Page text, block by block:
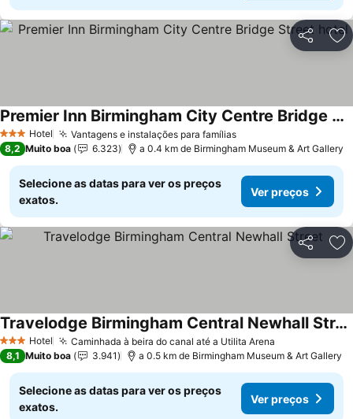
Partilhar
3 EstrelasHotel Vantagens e instalações para famílias
Premier Inn Birmingham City Centre Bridge Street hotel
8,2 Muito boa 6.323 a 0.4 km de Birmingham Museum & Art Gallery
Selecione as datas para ver os preços
exatos.
Ver preços
Partilhar
3 EstrelasHotel Caminhada à beira do canal até a Utilita Arena
Travelodge Birmingham Central Newhall Street
8,1 Muito boa 3.941 a 0.5 km de Birmingham Museum & Art Gallery
Selecione as datas para ver os preços
exatos.
Ver preços